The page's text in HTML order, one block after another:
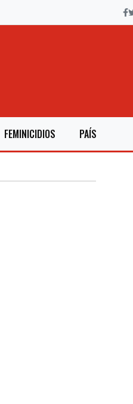
FEMINICIDIOS PAÍS